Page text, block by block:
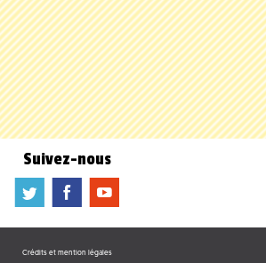
Suivez-nous
a b f
Crédits et mention légales